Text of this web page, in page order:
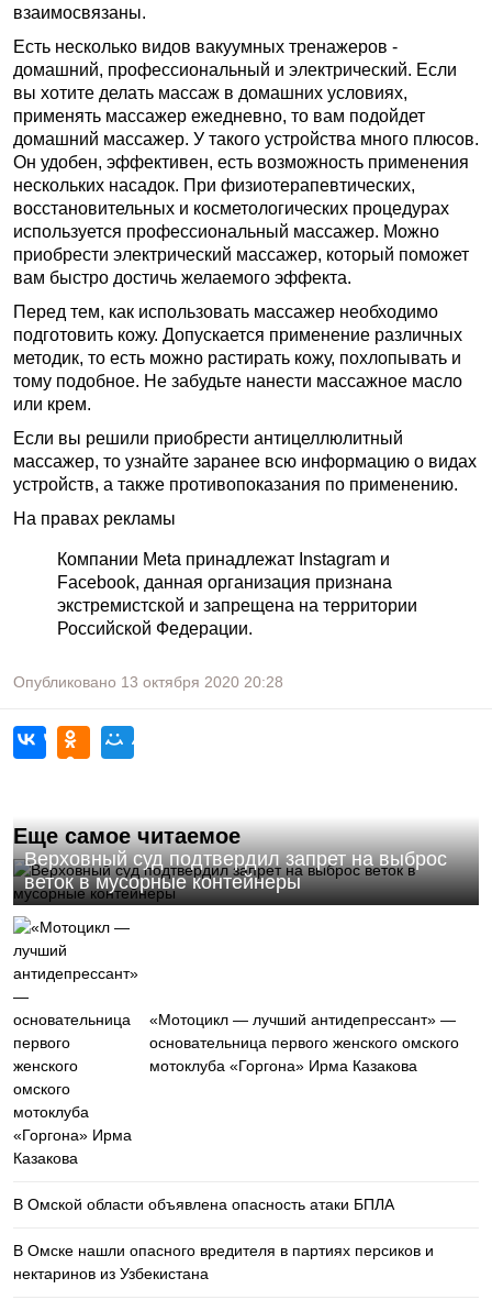
взаимосвязаны.
Есть несколько видов вакуумных тренажеров -
домашний, профессиональный и электрический. Если
вы хотите делать массаж в домашних условиях,
применять массажер ежедневно, то вам подойдет
домашний массажер. У такого устройства много плюсов.
Он удобен, эффективен, есть возможность применения
нескольких насадок. При физиотерапевтических,
восстановительных и косметологических процедурах
используется профессиональный массажер. Можно
приобрести электрический массажер, который поможет
вам быстро достичь желаемого эффекта.
Перед тем, как использовать массажер необходимо
подготовить кожу. Допускается применение различных
методик, то есть можно растирать кожу, похлопывать и
тому подобное. Не забудьте нанести массажное масло
или крем.
Если вы решили приобрести антицеллюлитный
массажер, то узнайте заранее всю информацию о видах
устройств, а также противопоказания по применению.
На правах рекламы
Компании Meta принадлежат Instagram и
Facebook, данная организация признана
экстремистской и запрещена на территории
Российской Федерации.
Опубликовано 13 октября 2020 20:28
Еще самое читаемое
Верховный суд подтвердил запрет на выброс
веток в мусорные контейнеры
«Мотоцикл — лучший антидепрессант» —
основательница первого женского омского
мотоклуба «Горгона» Ирма Казакова
В Омской области объявлена опасность атаки БПЛА
В Омске нашли опасного вредителя в партиях персиков и
нектаринов из Узбекистана